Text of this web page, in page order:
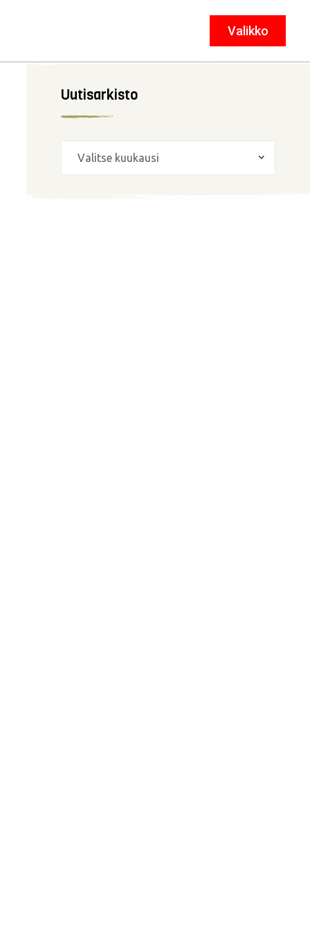
Valikko
Sulje
Uutisarkisto